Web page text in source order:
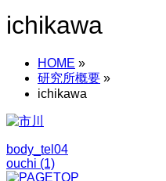
ichikawa
HOME »
研究所概要 »
ichikawa
body_tel04
ouchi (1)